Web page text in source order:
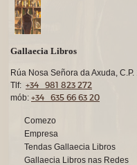
Gallaecia Libros
Rúa Nosa Señora da Axuda,
Tlf: +34 981 823 272
mób: +34 635 66 63 20
Comezo
Empresa
Tendas Gallaecia Libros
Gallaecia Libros nas Redes